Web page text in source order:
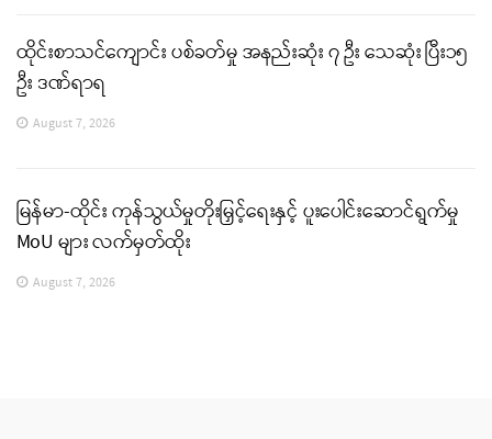
ထိုင်းစာသင်ကျောင်း ပစ်ခတ်မှု အနည်းဆုံး ၇ ဦး သေဆုံး ပြီး၁၅
ဦး ဒဏ်ရာရ
August 7, 2026
မြန်မာ-ထိုင်း ကုန်သွယ်မှုတိုးမြှင့်ရေးနှင့် ပူးပေါင်းဆောင်ရွက်မှု
MoU များ လက်မှတ်ထိုး
August 7, 2026